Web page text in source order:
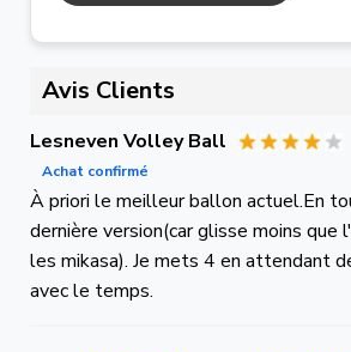
Avis Clients
Lesneven Volley Ball
Achat confirmé
À priori le meilleur ballon actuel.En
dernière version(car glisse moins que
les mikasa). Je mets 4 en attendant
avec le temps.